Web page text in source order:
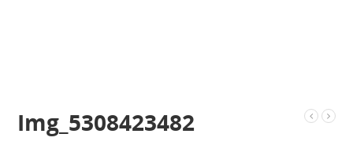
Img_5308423482